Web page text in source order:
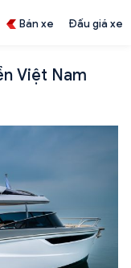
Bán xe Đấu giá xe
Việt Nam